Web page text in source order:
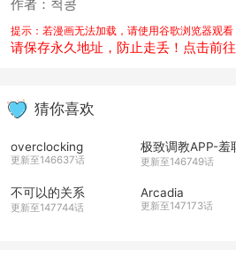
作者：척콩
提示：若漫画无法加载，请使用谷歌浏览器观看
请保存永久地址，防止走丢！点击前往
猜你喜欢
overclocking
更新至146637话 更新至146749话
不可以的关系
更新至147744话
Arcadia
更新至147173话